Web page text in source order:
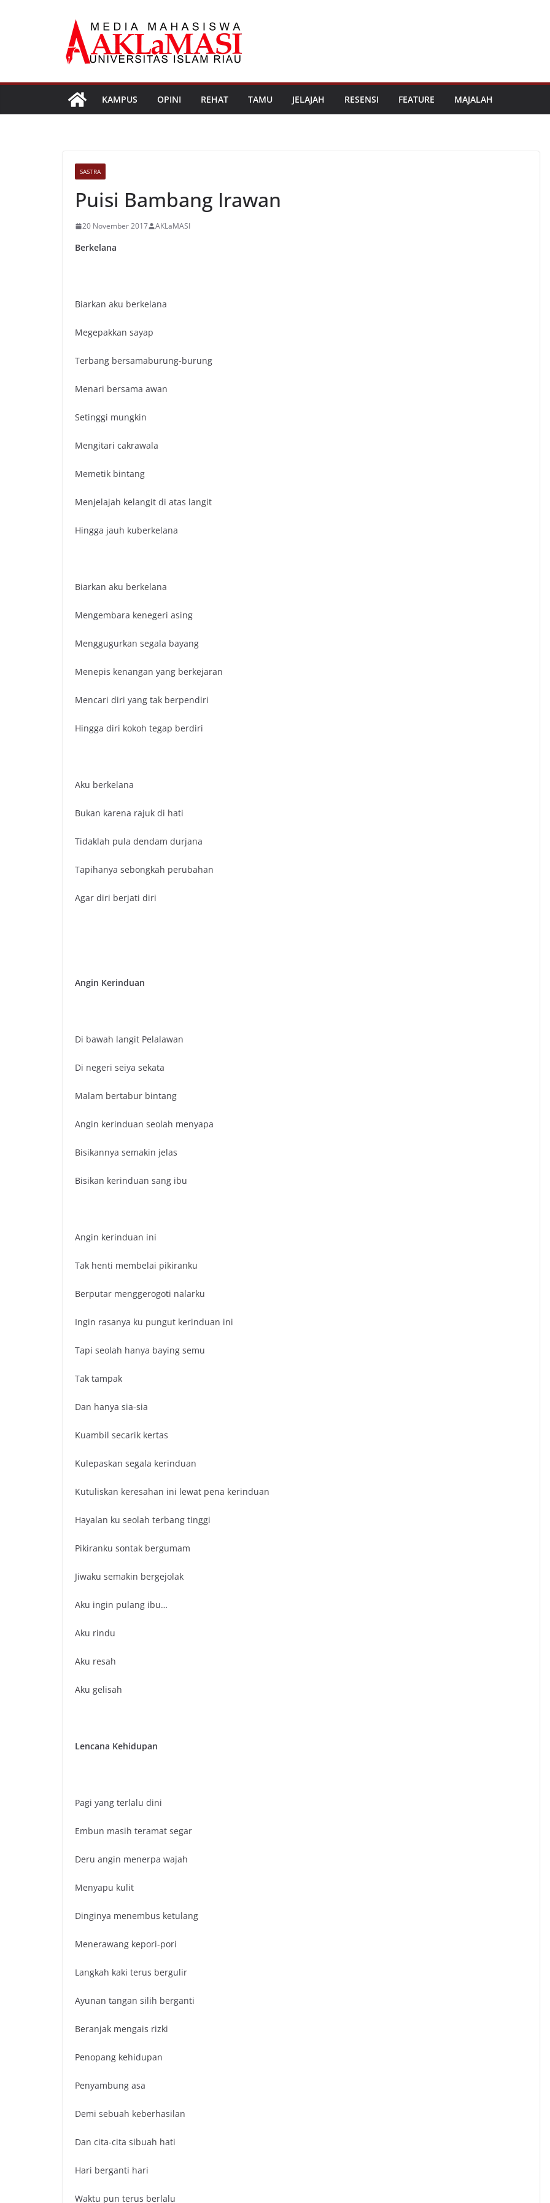
KAMPUS OPINI REHAT TAMU JELAJAH RESENSI FEATURE MAJALAH
SASTRA
Puisi Bambang Irawan
20 November 2017 AKLaMASI
Berkelana
Biarkan aku berkelana
Megepakkan sayap
Terbang bersamaburung-burung
Menari bersama awan
Setinggi mungkin
Mengitari cakrawala
Memetik bintang
Menjelajah kelangit di atas langit
Hingga jauh kuberkelana
Biarkan aku berkelana
Mengembara kenegeri asing
Menggugurkan segala bayang
Menepis kenangan yang berkejaran
Mencari diri yang tak berpendiri
Hingga diri kokoh tegap berdiri
Aku berkelana
Bukan karena rajuk di hati
Tidaklah pula dendam durjana
Tapihanya sebongkah perubahan
Agar diri berjati diri
Angin Kerinduan
Di bawah langit Pelalawan
Di negeri seiya sekata
Malam bertabur bintang
Angin kerinduan seolah menyapa
Bisikannya semakin jelas
Bisikan kerinduan sang ibu
Angin kerinduan ini
Tak henti membelai pikiranku
Berputar menggerogoti nalarku
Ingin rasanya ku pungut kerinduan ini
Tapi seolah hanya baying semu
Tak tampak
Dan hanya sia-sia
Kuambil secarik kertas
Kulepaskan segala kerinduan
Kutuliskan keresahan ini lewat pena kerinduan
Hayalan ku seolah terbang tinggi
Pikiranku sontak bergumam
Jiwaku semakin bergejolak
Aku ingin pulang ibu…
Aku rindu
Aku resah
Aku gelisah
Lencana Kehidupan
Pagi yang terlalu dini
Embun masih teramat segar
Deru angin menerpa wajah
Menyapu kulit
Dinginya menembus ketulang
Menerawang kepori-pori
Langkah kaki terus bergulir
Ayunan tangan silih berganti
Beranjak mengais rizki
Penopang kehidupan
Penyambung asa
Demi sebuah keberhasilan
Dan cita-cita sibuah hati
Hari berganti hari
Waktu pun terus berlalu